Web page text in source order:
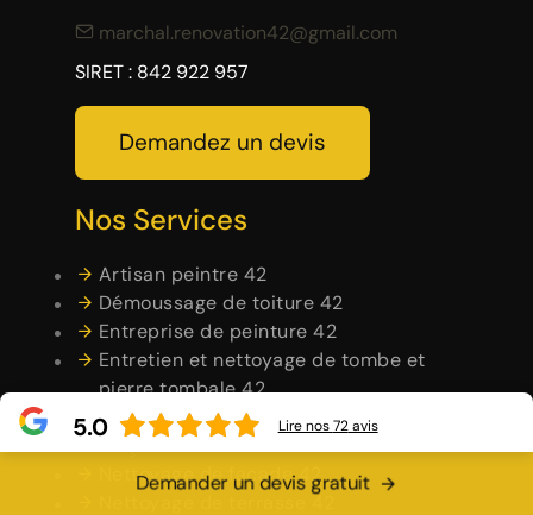
marchal.renovation42@gmail.com
SIRET : 842 922 957
Demandez un devis
Nos Services
Artisan peintre 42
Démoussage de toiture 42
Entreprise de peinture 42
Entretien et nettoyage de tombe et
pierre tombale 42
Habillage planche de rive 42
Maçonnerie 42
Nettoyage de façade 42
Nettoyage de terrasse 42
Demander un devis gratuit
5.0 Lire nos72avis